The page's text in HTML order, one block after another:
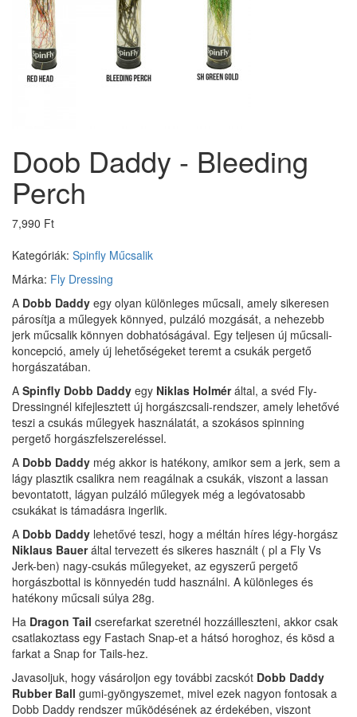
Doob Daddy - Bleeding
Perch
7,990 Ft
Kategóriák: Spinfly Műcsalik
Márka: Fly Dressing
A Dobb Daddy egy olyan különleges műcsali, amely sikeresen
párosítja a műlegyek könnyed, pulzáló mozgását, a nehezebb
jerk műcsalik könnyen dobhatóságával. Egy teljesen új műcsali-
koncepció, amely új lehetőségeket teremt a csukák pergető
horgászatában.
A Spinfly Dobb Daddy egy Niklas Holméráltal, a svéd Fly-
Dressingnél kifejlesztett új horgászcsali-rendszer, amely lehetővé
teszi a csukás műlegyek használatát, a szokásos spinning
pergető horgászfelszereléssel.
A Dobb Daddy még akkor is hatékony, amikor sem a jerk, sem a
lágy plasztik csalikra nem reagálnak a csukák, viszont a lassan
bevontatott, lágyan pulzáló műlegyek még a legóvatosabb
csukákat is támadásra ingerlik.
A Dobb Daddy lehetővé teszi, hogy a méltán híres légy-horgász
Niklaus Baueráltal tervezett és sikeres használt ( pl a Fly Vs
Jerk-ben) nagy-csukás műlegyeket, az egyszerű pergető
horgászbottal is könnyedén tudd használni. A különleges és
hatékony műcsali súlya 28g.
Ha Dragon Tail cserefarkat szeretnél hozzáilleszteni, akkor csak
csatlakoztass egy Fastach Snap-et a hátsó horoghoz, és kösd a
farkat a Snap for Tails-hez.
Javasoljuk, hogy vásároljon egy további zacskót Dobb Daddy
Rubber Ball gumi-gyöngyszemet, mivel ezek nagyon fontosak a
Dobb Daddy rendszer működésének az érdekében, viszont